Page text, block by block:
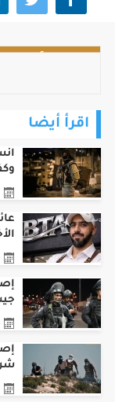
اقرأ أيضا